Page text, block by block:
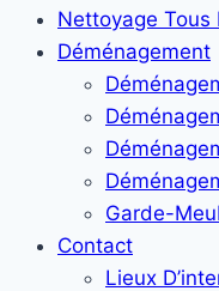
Nettoyage Tous
Déménagement
Garde-
Contact
Lieux